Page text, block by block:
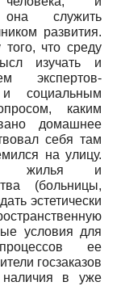
служить
развития.
что среду
изучать и
экспертов-
и социальным
каким
домашнее
себя там
на улицу.
жилья и
(больницы,
эстетически
условия для
ее
госзаказов
наличия в уже